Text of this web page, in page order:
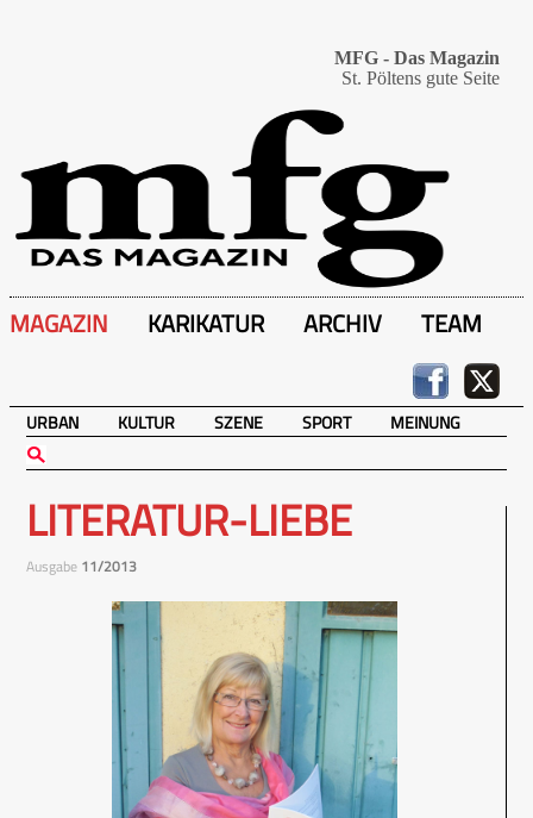
MFG - Das Magazin
St. Pöltens gute Seite
MAGAZIN KARIKATUR ARCHIV TEAM
URBAN KULTUR SZENE SPORT MEINUNG
LITERATUR-LIEBE
Ausgabe 11/2013